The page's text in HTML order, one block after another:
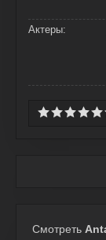
Актеры:
Смотреть